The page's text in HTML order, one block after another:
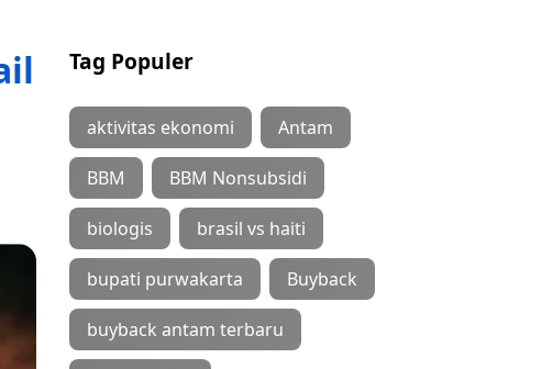
Tag Populer
aktivitas ekonomi Antam
BBM BBM Nonsubsidi
biologis brasil vs haiti
bupati purwakarta Buyback
buyback antam terbaru